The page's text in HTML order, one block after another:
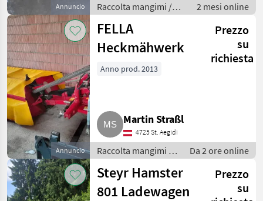
Annuncio
Raccolta mangimi /
Mietitrici
2 mesi online
Annuncio
FELLA
Heckmähwerk
Prezzo
su
richiesta
Anno prod. 2013
Martin Straßl
4725 St. Aegidi
Raccolta mangimi /
Mietitrici
Da 2 ore online
Steyr Hamster
801 Ladewagen
Prezzo
su